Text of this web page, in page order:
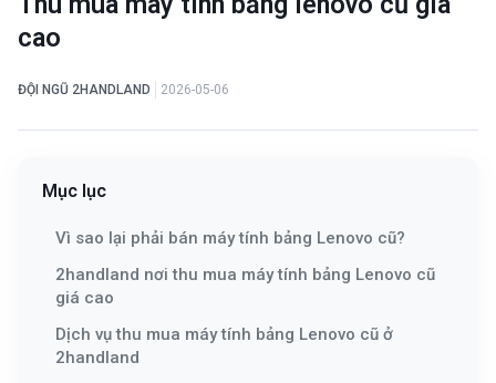
cao
ĐỘI NGŨ 2HANDLAND 2026-05-06
Mục lục
Vì sao lại phải bán máy tính bảng Lenovo cũ?
2handland nơi thu mua máy tính bảng Lenovo cũ
giá cao
Dịch vụ thu mua máy tính bảng Lenovo cũ ở
2handland